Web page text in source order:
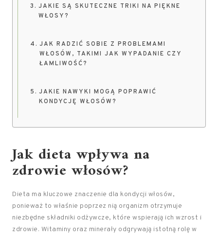
JAKIE SĄ SKUTECZNE TRIKI NA PIĘKNE
WŁOSY?
JAK RADZIĆ SOBIE Z PROBLEMAMI
WŁOSÓW, TAKIMI JAK WYPADANIE CZY
ŁAMLIWOŚĆ?
JAKIE NAWYKI MOGĄ POPRAWIĆ
KONDYCJĘ WŁOSÓW?
Jak dieta wpływa na
zdrowie włosów?
Dieta ma kluczowe znaczenie dla kondycji włosów,
ponieważ to właśnie poprzez nią organizm otrzymuje
niezbędne składniki odżywcze, które wspierają ich wzrost i
zdrowie. Witaminy oraz minerały odgrywają istotną rolę w